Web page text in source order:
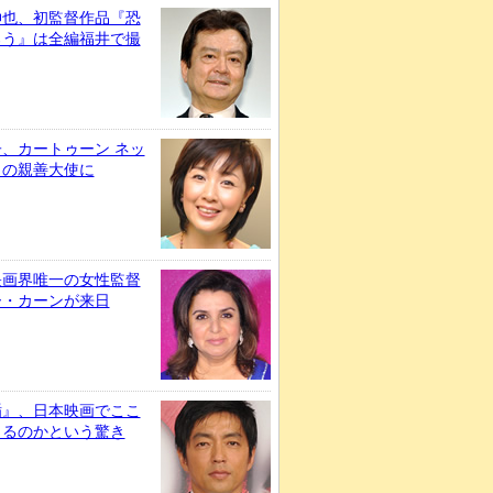
、初監督作品『恐
』は全編福井で撮
カートゥーン ネッ
親善大使に
界唯一の女性監督
カーンが来日
、日本映画でここ
のかという驚き